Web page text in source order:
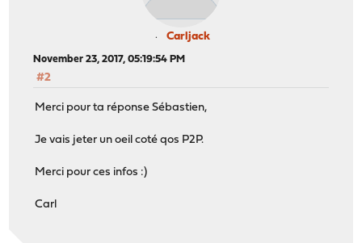
Carljack
November 23, 2017, 05:19:54 PM
#2
Merci pour ta réponse Sébastien,
Je vais jeter un oeil coté qos P2P.
Merci pour ces infos :)
Carl